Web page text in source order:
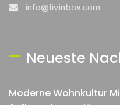
info@livinbox.com
Neueste
Moderne Wohnkultur